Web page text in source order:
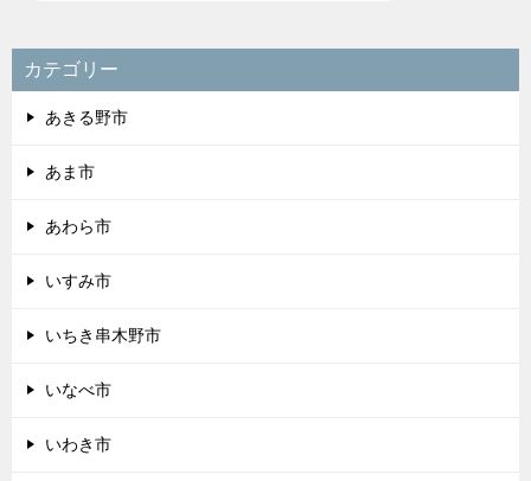
カテゴリー
あきる野市
あま市
あわら市
いすみ市
いちき串木野市
いなべ市
いわき市